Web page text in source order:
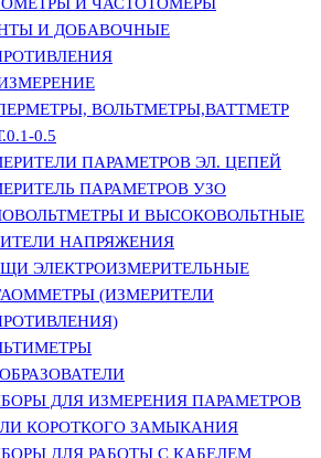
И ДОБАВОЧНЫЕ
ВОЛЬТМЕТРЫ,ВАТТМЕТР
0.5
ПАРАМЕТРОВ ЭЛ. ЦЕПЕЙ
ПАРАМЕТРОВ УЗО
И ВЫСОКОВОЛЬТНЫЕ
НАПРЯЖЕНИЯ
ЭЛЕКТРОИЗМЕРИТЕЛЬНЫЕ
(ИЗМЕРИТЕЛИ
ДЛЯ ИЗМЕРЕНИЯ ПАРАМЕТРОВ
КОРОТКОГО ЗАМЫКАНИЯ
ДЛЯ РАБОТЫ С КАБЕЛЕМ